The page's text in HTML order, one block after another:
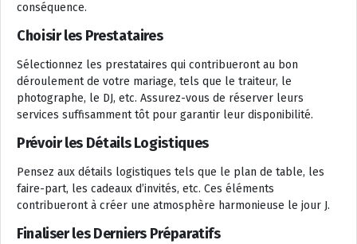
conséquence.
Choisir les Prestataires
Sélectionnez les prestataires qui contribueront au bon
déroulement de votre mariage, tels que le traiteur, le
photographe, le DJ, etc. Assurez-vous de réserver leurs
services suffisamment tôt pour garantir leur disponibilité.
Prévoir les Détails Logistiques
Pensez aux détails logistiques tels que le plan de table, les
faire-part, les cadeaux d’invités, etc. Ces éléments
contribueront à créer une atmosphère harmonieuse le jour J.
Finaliser les Derniers Préparatifs